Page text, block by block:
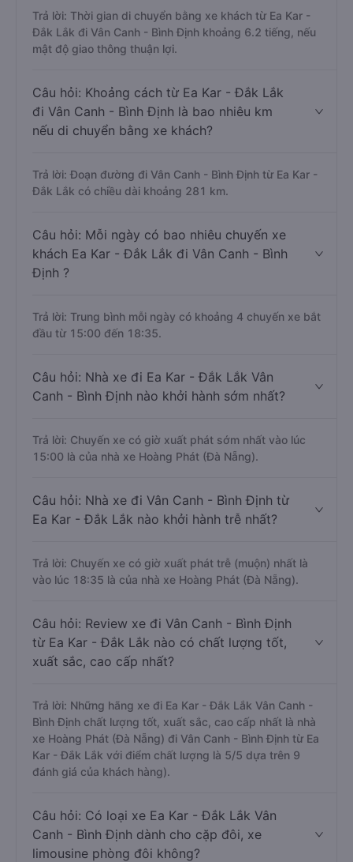
Trả lời: Thời gian di chuyển bằng xe khách từ Ea Kar -
Đắk Lắk đi Vân Canh - Bình Định khoảng 6.2 tiếng, nếu
mật độ giao thông thuận lợi.
Câu hỏi: Khoảng cách từ Ea Kar - Đắk Lắk
đi Vân Canh - Bình Định là bao nhiêu km
nếu di chuyển bằng xe khách?
Trả lời: Đoạn đường đi Vân Canh - Bình Định từ Ea Kar -
Đắk Lắk có chiều dài khoảng 281 km.
Câu hỏi: Mỗi ngày có bao nhiêu chuyến xe
khách Ea Kar - Đắk Lắk đi Vân Canh - Bình
Định ?
Trả lời: Trung bình mỗi ngày có khoảng 4 chuyến xe bắt
đầu từ 15:00 đến 18:35.
Câu hỏi: Nhà xe đi Ea Kar - Đắk Lắk Vân
Canh - Bình Định nào khởi hành sớm nhất?
Trả lời: Chuyến xe có giờ xuất phát sớm nhất vào lúc
15:00 là của nhà xe Hoàng Phát (Đà Nẵng).
Câu hỏi: Nhà xe đi Vân Canh - Bình Định từ
Ea Kar - Đắk Lắk nào khởi hành trễ nhất?
Trả lời: Chuyến xe có giờ xuất phát trễ (muộn) nhất là
vào lúc 18:35 là của nhà xe Hoàng Phát (Đà Nẵng).
Câu hỏi: Review xe đi Vân Canh - Bình Định
từ Ea Kar - Đắk Lắk nào có chất lượng tốt,
xuất sắc, cao cấp nhất?
Trả lời: Những hãng xe đi Ea Kar - Đắk Lắk Vân Canh -
Bình Định chất lượng tốt, xuất sắc, cao cấp nhất là nhà
xe Hoàng Phát (Đà Nẵng) đi Vân Canh - Bình Định từ Ea
Kar - Đắk Lắk với điểm chất lượng là 5/5 dựa trên 9
đánh giá của khách hàng).
Câu hỏi: Có loại xe Ea Kar - Đắk Lắk Vân
Canh - Bình Định dành cho cặp đôi, xe
limousine phòng đôi không?